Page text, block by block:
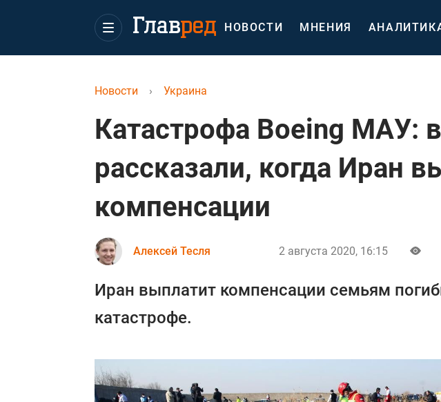
НОВОСТИ МНЕНИЯ
Новости › Украина
Катастрофа Boeing МАУ:
рассказали, когда Иран
компенсации
Алексей Тесля 2 августа 2020, 16:15
Иран выплатит компенсации семьям
катастрофе.